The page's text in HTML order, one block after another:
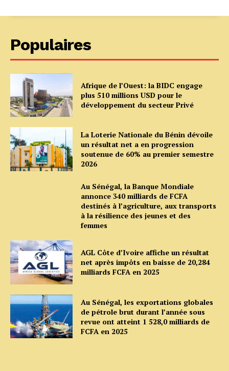
Populaires
Afrique de l’Ouest: la BIDC engage
plus 510 millions USD pour le
développement du secteur Privé
La Loterie Nationale du Bénin dévoile
un résultat net a en progression
soutenue de 60% au premier semestre
2026
Au Sénégal, la Banque Mondiale
annonce 340 milliards de FCFA
destinés à l’agriculture, aux transports
à la résilience des jeunes et des
femmes
AGL Côte d’Ivoire affiche un résultat
net après impôts en baisse de 20,284
milliards FCFA en 2025
Au Sénégal, les exportations globales
de pétrole brut durant l’année sous
revue ont atteint 1 528,0 milliards de
FCFA en 2025